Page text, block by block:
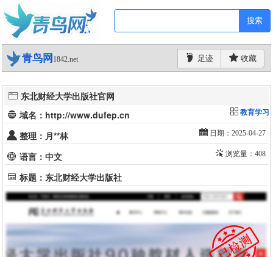
搜索
青鸟网 1842.net 足迹 收藏
东北财经大学出版社官网
域名：http://www.dufep.cn
教育学习
整理：月**林 日期：2025-04-27
语言：中文 浏览量：408
标题：东北财经大学出版社